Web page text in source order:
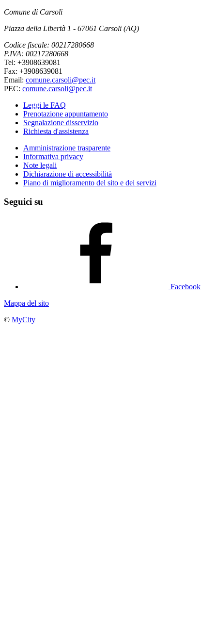
Comune di Carsoli
Piazza della Libertà 1 - 67061 Carsoli (AQ)
Codice fiscale: 00217280668
P.IVA: 00217280668
Tel: +3908639081
Fax: +3908639081
Email: comune.carsoli@pec.it
PEC: comune.carsoli@pec.it
Leggi le FAQ
Prenotazione appuntamento
Segnalazione disservizio
Richiesta d'assistenza
Amministrazione trasparente
Informativa privacy
Note legali
Dichiarazione di accessibilità
Piano di miglioramento del sito e dei servizi
Seguici su
Facebook
Mappa del sito
© MyCity